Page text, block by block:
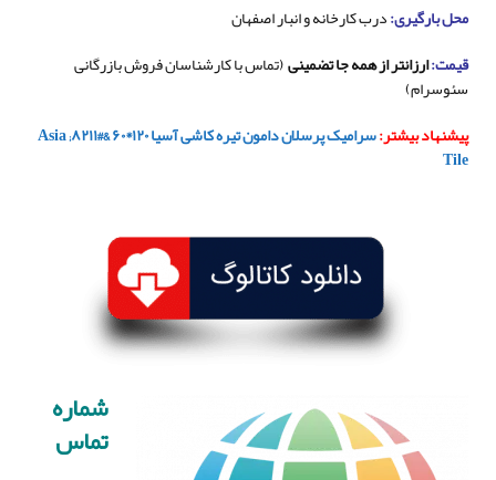
محل بارگیری:درب کارخانه و انبار اصفهان
قیمت:ارزانتر از همه جا تضمینی(تماس با کارشناسان فروش بازرگانی
سئوسرام)
پیشنهاد بیشتر:
سرامیک پرسلان دامون تیره کاشی آسیا ۱۲۰*۶۰ &#۸۲۱۱; Asia
Tile
شماره
تماس